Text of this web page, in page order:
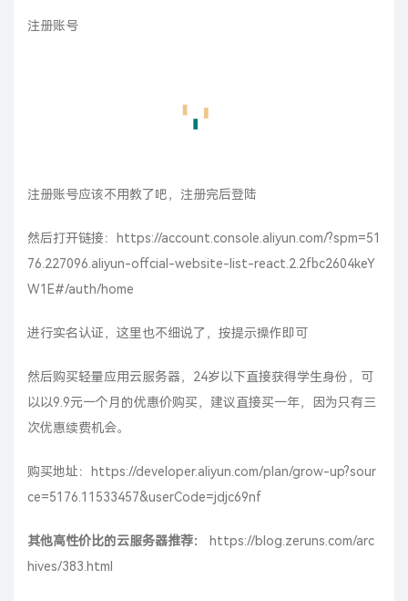
注册账号
注册账号应该不用教了吧，注册完后登陆
然后打开链接： https://account.console.aliyun.com/?spm=51
76.227096.aliyun-offcial-website-list-react.2.2fbc2604keY
W1E#/auth/home
进行实名认证，这里也不细说了，按提示操作即可
然后购买轻量应用云服务器，24岁以下直接获得学生身份，可
以以9.9元一个月的优惠价购买，建议直接买一年，因为只有三
次优惠续费机会。
购买地址： https://developer.aliyun.com/plan/grow-up?sour
ce=5176.11533457&userCode=jdjc69nf
其他高性价比的云服务器推荐：
https://blog.zeruns.com/arc
hives/383.html